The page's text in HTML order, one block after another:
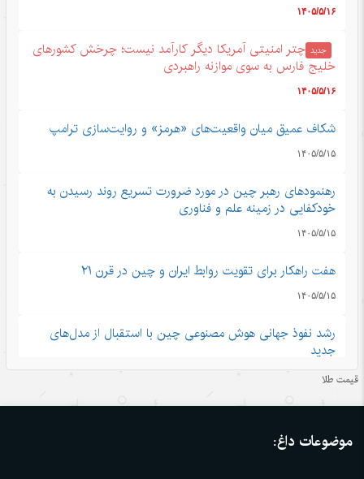
۱۴۰۵/۵/۱۶
جدید چتر امنیتی آمریکا دیگر کارآمد نیست؛ چرخش کشورهای
خلیج فارس به سوی موازنه راهبردی
۱۴۰۵/۵/۱۶
شکاف عمیق میان واقعیت‌های «هرمز» و روایت‌سازی ترامپ
۱۴۰۵/۵/۱۵
رهنمودهای رهبر چین در مورد ضرورت تسریع روند رسیدن به
خودکفایی در زمینه علم و فناوری
۱۴۰۵/۵/۱۵
هفت راهکار برای تقویت روابط ایران و چین در قرن ۲۱
۱۴۰۵/۵/۱۵
رشد نفوذ جهانی هوش مصنوعی چین با استقبال از مدل‌های
جدید
۱۴۰۵/۵/۱۵
دانش‌بنیان
قیمت طلا
موضوعات داغ: